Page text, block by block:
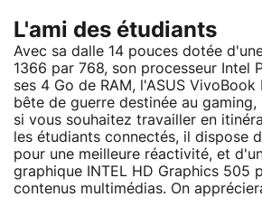
L'ami des étudiants
Avec sa dalle 14 pouces dotée
1366 par 768, son processeur Intel
ses 4 Go de RAM, l'ASUS
bête de guerre destinée au gaming,
si vous souhaitez travailler en
les étudiants connectés, il dispose
pour une meilleure réactivité, et
graphique INTEL HD Graphics 505
contenus multimédias. On